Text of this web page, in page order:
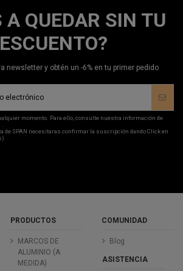
A QUEDAR SIN TU
newsletter y obtén un -6% en tu primer pedido
momento. Para ello, consulte nuestra información de
.
de SPAN necesitaras confirmar la suscripción dando Click en
PRODUCTOS
MARCOS DE
ALUMINIO (A
MEDIDA)
COMUNIDAD
Blog
ASISTENCIA